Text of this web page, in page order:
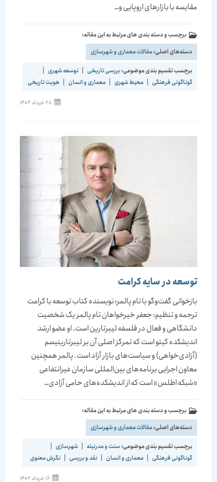
مقایسه با بازارهای اروپایی و…
برچسب و دسته بندی های مرتبط به این مقاله:
دسته‌های اصلی:مقالات معماری و شهرسازی
برچسب تقسیم بندی موضوعی:بررسی تاریخی | توسعه شهری |
گوناگونی فرهنگی | محیط شهری | معماری و انسان | هویت تاریخی
نوشته
منتشر
28 خرداد 1402
توسعه در سایه کرامت
بازخوانی گفت‌وگو با تام پالمر؛ نویسنده کتاب توسعه با کرامت
ترجمه و تنظیم: جعفر خیرخواهان تام پالمر یک شخصیت
دانشگاهی و فعال در فلسفه لیبرتارین است. او عضو ارشد
اندیشکده کیتو است که تمرکز اصلی آن بر لیبرتارینیسم
(آزادی‌‌‌‌‌خواهی) و سیاست‌های بازار آزاد است. پالمر همچنین
معاون اجرایی برنامه‌های بین‌المللی سازمان غیرانتفاعی
«شبکه اطلس» است که از اندیشکده‌‌‌‌‌های حامی آزادی…
برچسب و دسته بندی های مرتبط به این مقاله:
دسته‌های اصلی:مقالات معماری و شهرسازی
برچسب تقسیم بندی موضوعی:سنت و مدرنیته | شهرسازی |
گوناگونی فرهنگی | معماری و انسان | نقد و بررسی | نگرش معنوی
نوشته
16 خرداد 1402